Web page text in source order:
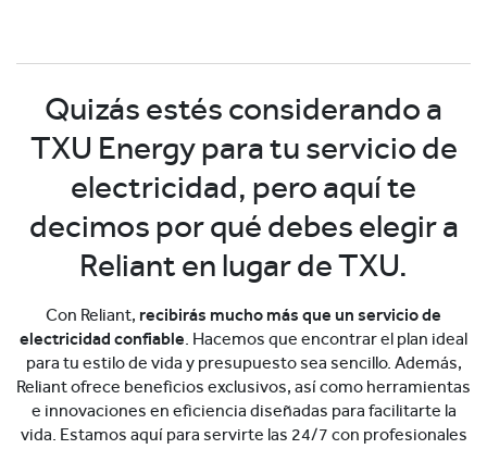
Quizás estés considerando a
TXU Energy para tu servicio de
electricidad, pero aquí te
decimos por qué debes elegir a
Reliant en lugar de TXU.
Con Reliant, recibirás mucho más que un servicio de
electricidad confiable . Hacemos que encontrar el plan ideal
para tu estilo de vida y presupuesto sea sencillo. Además,
Reliant ofrece beneficios exclusivos, así como herramientas
e innovaciones en eficiencia diseñadas para facilitarte la
vida. Estamos aquí para servirte las 24/7 con profesionales